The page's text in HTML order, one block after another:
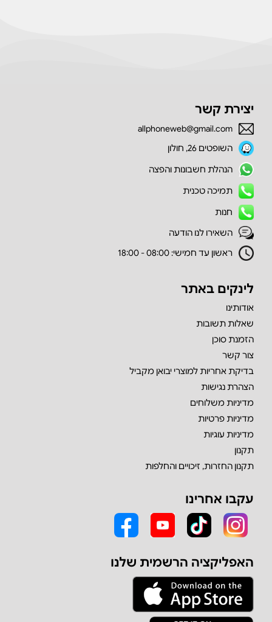
יצירת קשר
allphoneweb@gmail.com
השופטים 26, חולון
הנהלת חשבונות והפצה
תמיכה טכנית
חנות
השאירו לנו הודעה
ראשון עד חמישי: 08:00 - 18:00
לינקים באתר
אודותינו
שאלות תשובות
הזמנת סוכן
צור קשר
בדיקת אחריות למוצרי יבואן מקביל
הצהרת נגישות
מדיניות משלוחים
מדיניות פרטיות
מדיניות עוגיות
תקנון
תקנון החזרות, זיכויים והחלפות
עקבו אחרינו
האפליקציה הרשמית שלנו